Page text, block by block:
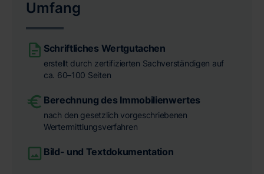
Umfang
Schriftliches Wertgutachen
erstellt durch zertifizierten Sachverständigen auf
ca. 60–100 Seiten
Berechnung des Immobilienwertes
nach den gesetzlich vorgeschriebenen
Wertermittlungsverfahren
Bild- und Textdokumentation